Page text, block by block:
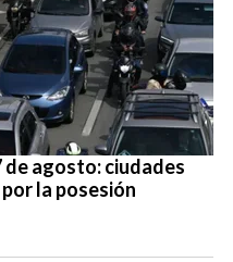
de agosto: ciudades
la posesión